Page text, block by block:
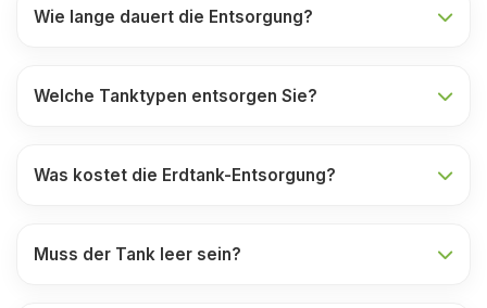
Wie lange dauert die Entsorgung?
Welche Tanktypen entsorgen Sie?
Was kostet die Erdtank-Entsorgung?
Muss der Tank leer sein?